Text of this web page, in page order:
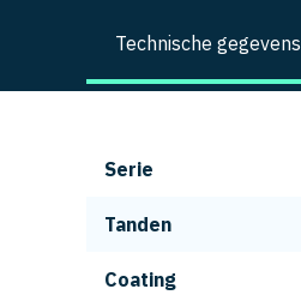
Technische gegevens
Serie
Tanden
Coating